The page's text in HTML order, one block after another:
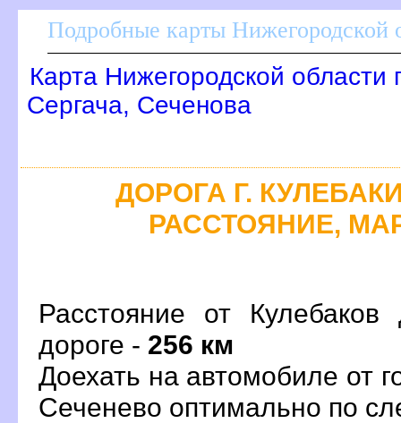
Подробные карты Нижегородской
Карта Нижегородской области
Сергача, Сеченова
ДОРОГА Г.
РАССТОЯНИЕ,
Расстояние от
дороге - 256 км
Доехать на автомобиле от
Сеченево оптимально по